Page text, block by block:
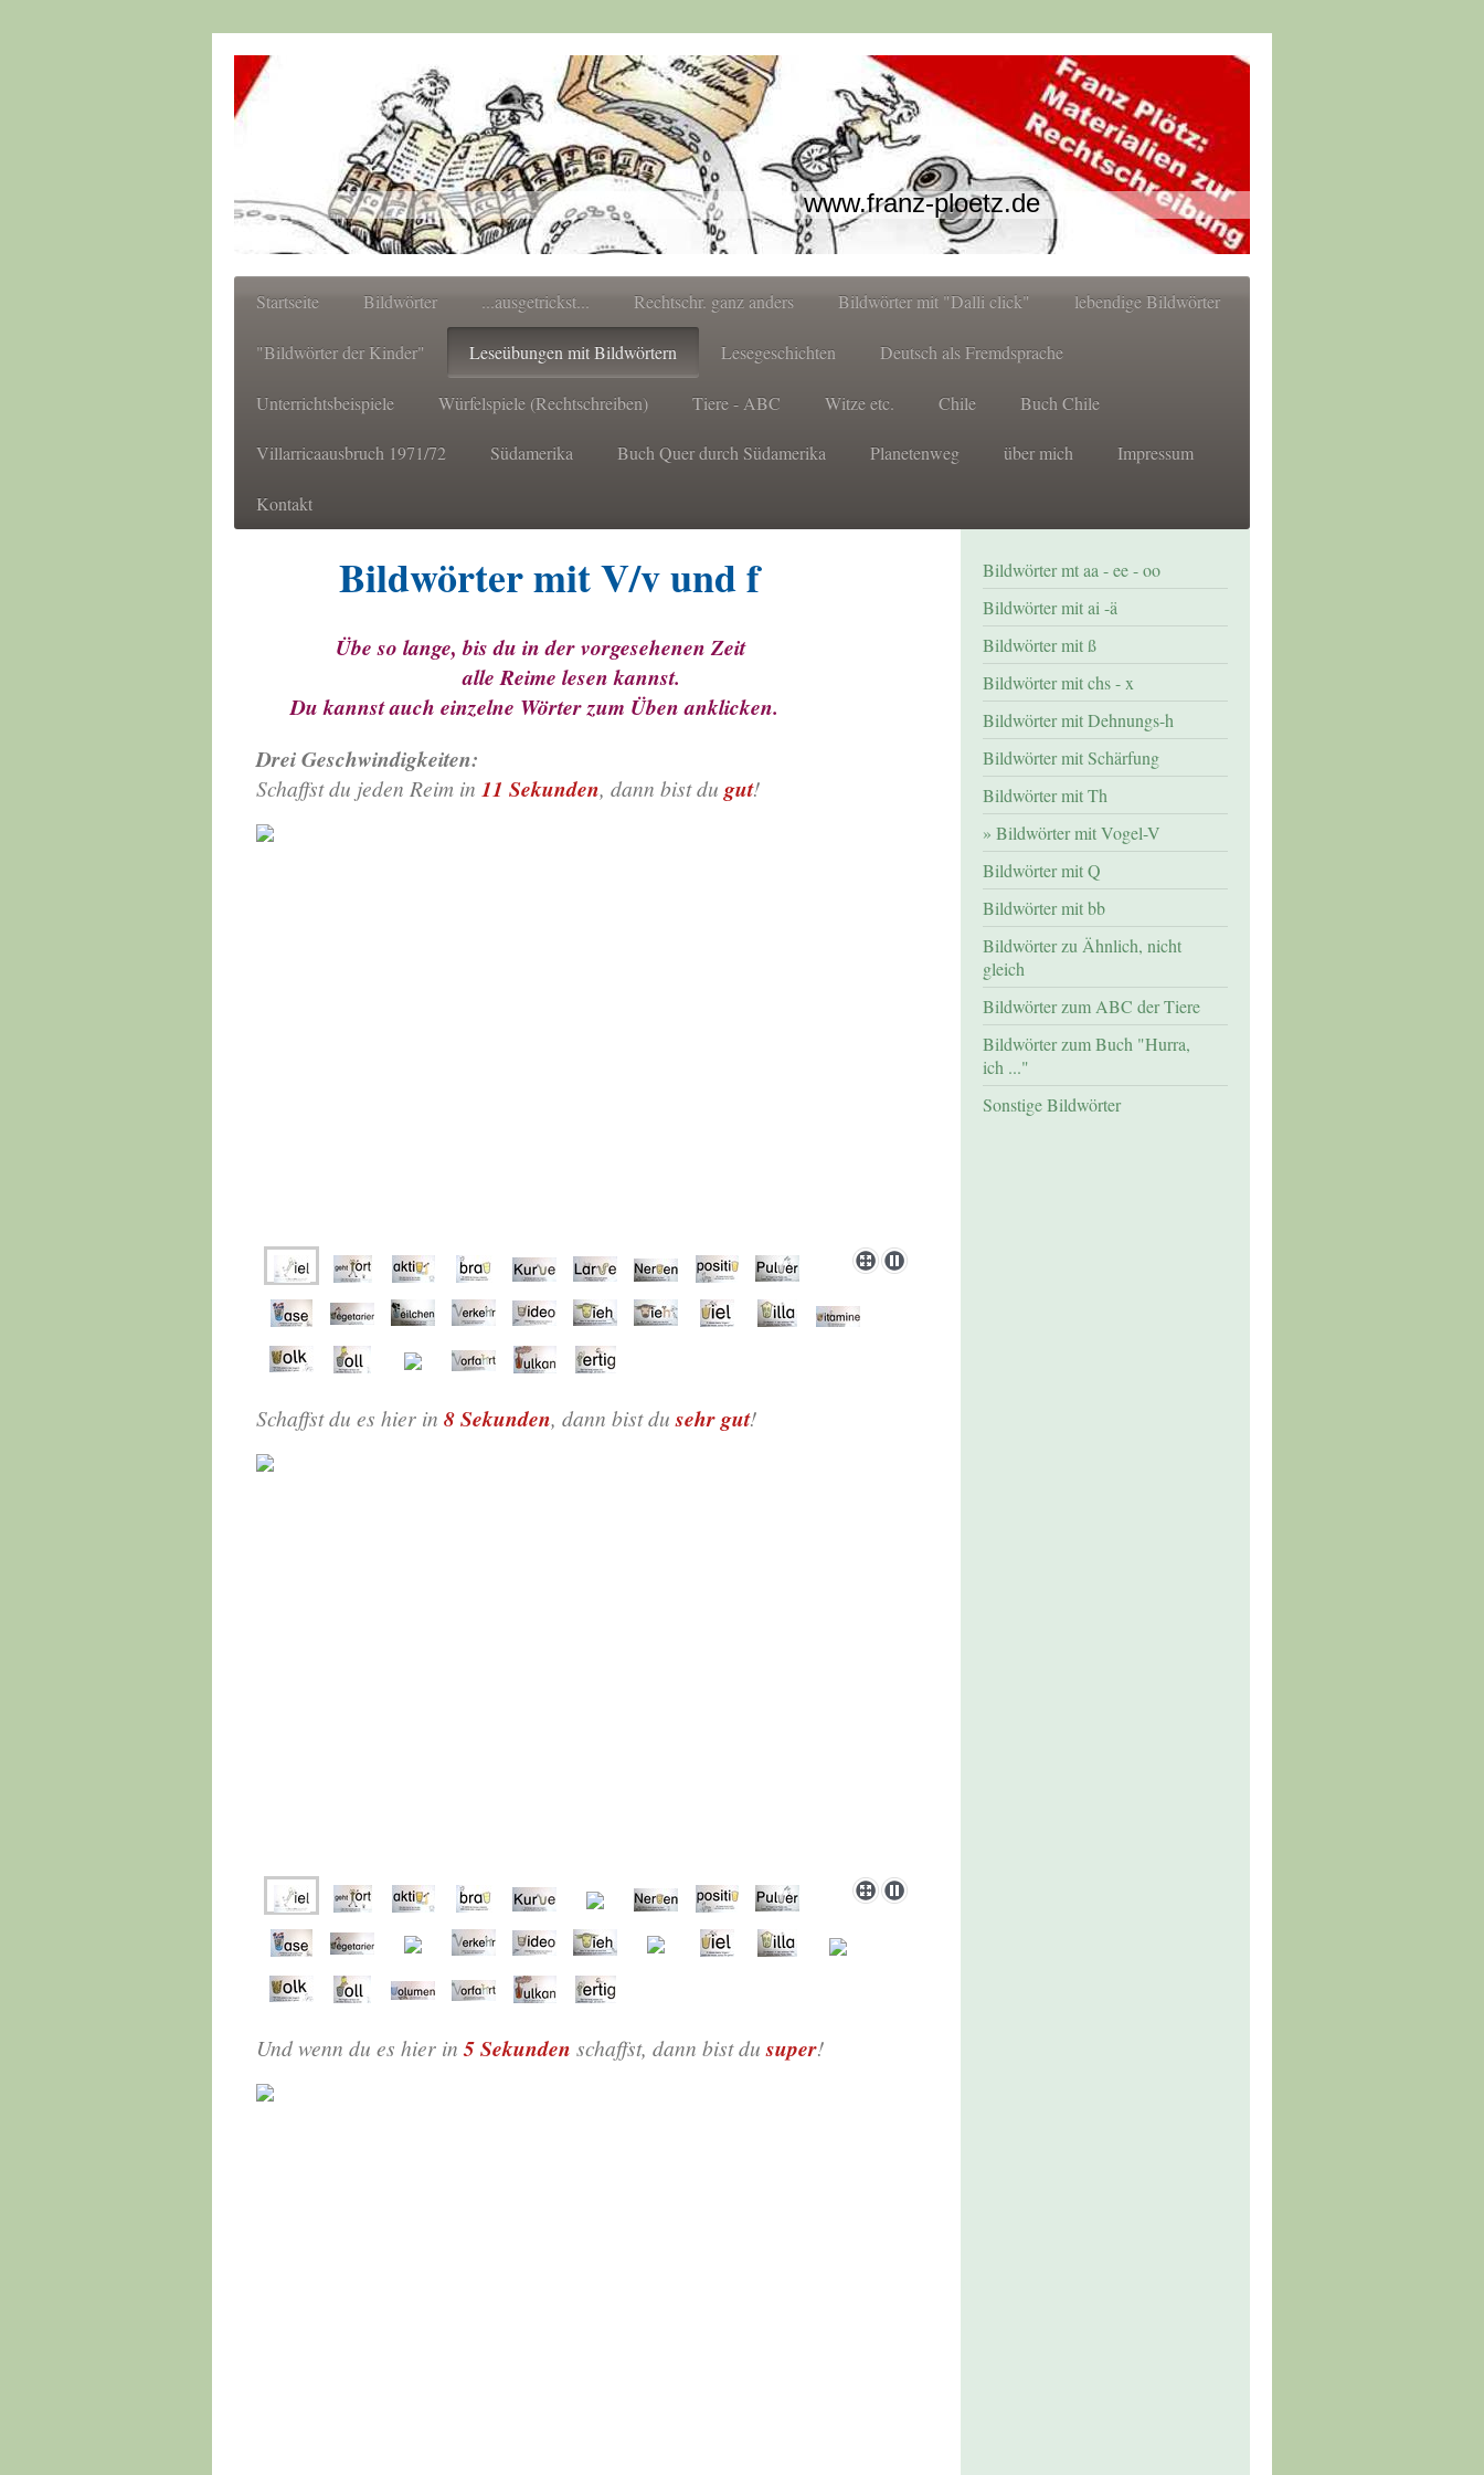
www.franz-ploetz.de
Startseite Bildwörter ...ausgetrickst... Rechtschr. ganz anders Bildwörter mit "Dalli click" lebendige Bildwörter
"Bildwörter der Kinder" Leseübungen mit Bildwörtern Lesegeschichten Deutsch als Fremdsprache
Unterrichtsbeispiele Würfelspiele (Rechtschreiben) Tiere - ABC Witze etc. Chile Buch Chile
Villarricaausbruch 1971/72 Südamerika Buch Quer durch Südamerika Planetenweg über mich Impressum
Kontakt
Bildwörter mit V/v und f
Übe so lange, bis du in der vorgesehenen Zeit
alle Reime lesen kannst.
Du kannst auch einzelne Wörter zum Üben anklicken.
Drei Geschwindigkeiten:
Schaffst du jeden Reim in 11 Sekunden, dann bist du gut!
Schaffst du es hier in 8 Sekunden, dann bist dusehrgut!
Und wenn du es hier in5 Sekunden schaffst, dann bist dusuper!
Bildwörter mt aa - ee - oo
Bildwörter mit ai -ä
Bildwörter mit ß
Bildwörter mit chs - x
Bildwörter mit Dehnungs-h
Bildwörter mit Schärfung
Bildwörter mit Th
Bildwörter mit Vogel-V
Bildwörter mit Q
Bildwörter mit bb
Bildwörter zu Ähnlich, nicht
gleich
Bildwörter zum ABC der Tiere
Bildwörter zum Buch "Hurra,
ich ..."
Sonstige Bildwörter